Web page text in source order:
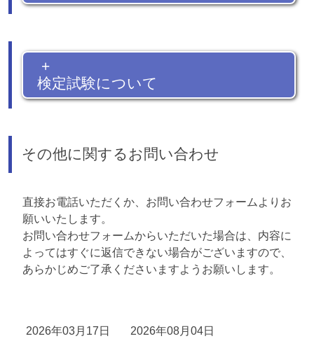
+
検定試験について
その他に関するお問い合わせ
直接お電話いただくか、お問い合わせフォームよりお
願いいたします。
お問い合わせフォームからいただいた場合は、内容に
よってはすぐに返信できない場合がございますので、
あらかじめご了承くださいますようお願いします。
2026年03月17日 2026年08月04日